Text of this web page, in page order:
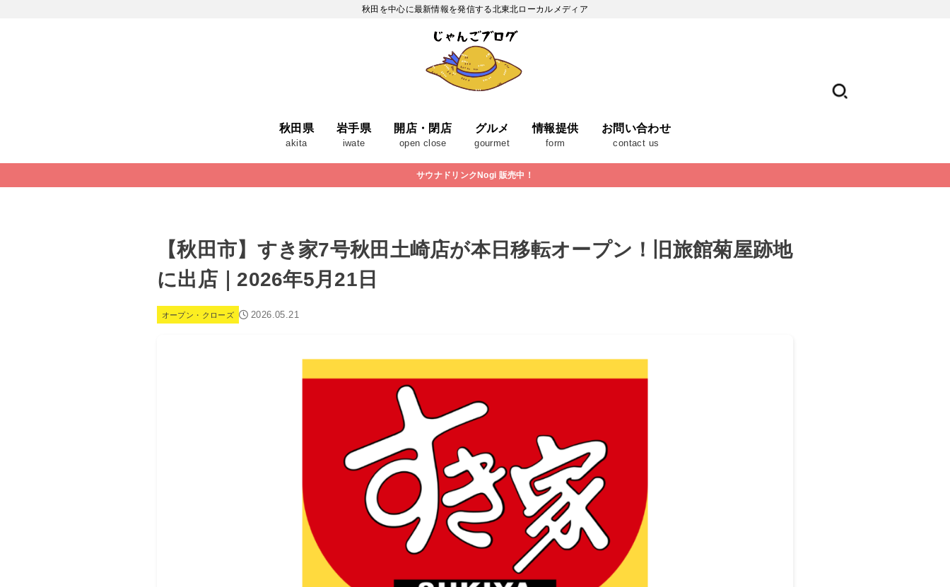
秋田を中心に最新情報を発信する北東北ローカルメディア
秋田県
akita
岩手県
iwate
開店・閉店
open close
グルメ
gourmet
情報提供
form
お問い合わせ
contact us
サウナドリンクNogi 販売中！
【秋田市】すき家7号秋田土崎店が本日移転オープン！旧旅館菊屋跡地
に出店｜2026年5月21日
オープン・クローズ 2026.05.21